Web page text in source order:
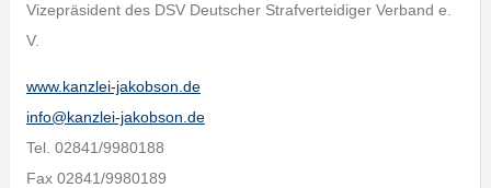
Vizepräsident des DSV Deutscher Strafverteidiger Verband e.
V.
www.kanzlei-jakobson.de
info@kanzlei-jakobson.de
Tel. 02841/9980188
Fax 02841/9980189